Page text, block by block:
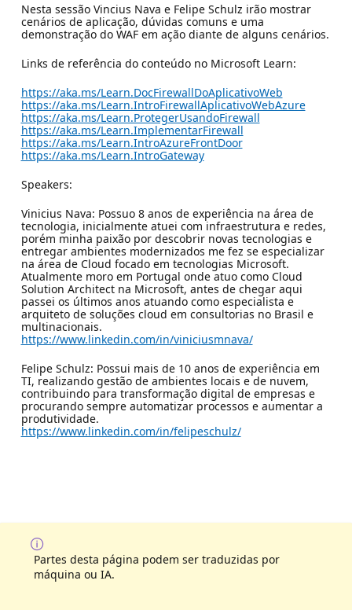
Nesta sessão Vincius Nava e Felipe Schulz irão mostrar
cenários de aplicação, dúvidas comuns e uma
demonstração do WAF em ação diante de alguns cenários.
Links de referência do conteúdo no Microsoft Learn:
https://aka.ms/Learn.DocFirewallDoAplicativoWeb
https://aka.ms/Learn.IntroFirewallAplicativoWebAzure
https://aka.ms/Learn.ProtegerUsandoFirewall
https://aka.ms/Learn.ImplementarFirewall
https://aka.ms/Learn.IntroAzureFrontDoor
https://aka.ms/Learn.IntroGateway
Speakers:
Vinicius Nava: Possuo 8 anos de experiência na área de
tecnologia, inicialmente atuei com infraestrutura e redes,
porém minha paixão por descobrir novas tecnologias e
entregar ambientes modernizados me fez se especializar
na área de Cloud focado em tecnologias Microsoft.
Atualmente moro em Portugal onde atuo como Cloud
Solution Architect na Microsoft, antes de chegar aqui
passei os últimos anos atuando como especialista e
arquiteto de soluções cloud em consultorias no Brasil e
multinacionais.
https://www.linkedin.com/in/viniciusmnava/
Felipe Schulz: Possui mais de 10 anos de experiência em
TI, realizando gestão de ambientes locais e de nuvem,
contribuindo para transformação digital de empresas e
procurando sempre automatizar processos e aumentar a
produtividade.
https://www.linkedin.com/in/felipeschulz/
Partes desta página podem ser traduzidas por
máquina ou IA.